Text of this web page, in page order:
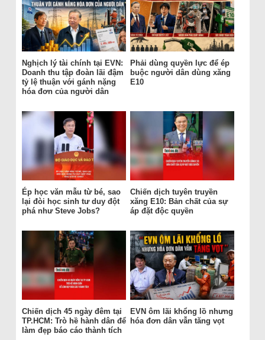
Nghịch lý tài chính tại EVN:
Doanh thu tập đoàn lãi đậm
tỷ lệ thuận với gánh nặng
hóa đơn của người dân
Phải dùng quyền lực để ép
buộc người dân dùng xăng
E10
Ép học văn mẫu từ bé, sao
lại đòi học sinh tư duy đột
phá như Steve Jobs?
Chiến dịch tuyên truyền
xăng E10: Bản chất của sự
áp đặt độc quyền
Chiến dịch 45 ngày đêm tại
TP.HCM: Trò hề hành dân để
làm đẹp báo cáo thành tích
EVN ôm lãi khổng lồ nhưng
hóa đơn dân vẫn tăng vọt